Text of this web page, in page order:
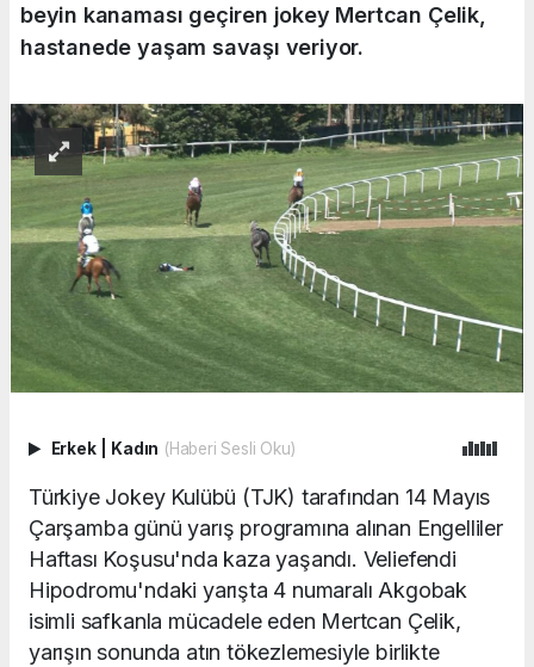
beyin kanaması geçiren jokey Mertcan Çelik,
hastanede yaşam savaşı veriyor.
Erkek Kadın (Haberi Sesli Oku)
Türkiye Jokey Kulübü (TJK) tarafından 14 Mayıs
Çarşamba günü yarış programına alınan Engelliler
Haftası Koşusu'nda kaza yaşandı. Veliefendi
Hipodromu'ndaki yarışta 4 numaralı Akgobak
isimli safkanla mücadele eden Mertcan Çelik,
yarışın sonunda atın tökezlemesiyle birlikte